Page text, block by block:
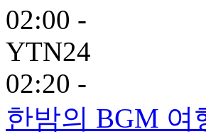
02:00 -
YTN24
02:20 -
한밤의 BGM 여